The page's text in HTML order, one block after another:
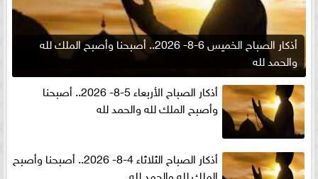
أذكار الصباح الخميس 6-8- 2026.. أصبحنا وأصبح الملك لله
والحمد لله
أذكار الصباح الأربعاء 5-8- 2026.. أصبحنا
وأصبح الملك لله والحمد لله
أذكار الصباح الثلاثاء 4-8- 2026.. أصبحنا وأصبح
الملك لله والحمد لله